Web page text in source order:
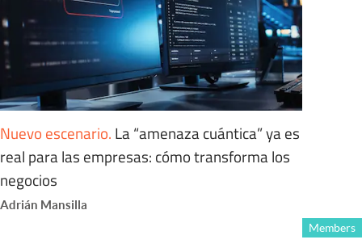
Nuevo escenario. La “amenaza cuántica” ya es
real para las empresas: cómo transforma los
negocios
Adrián Mansilla
Members